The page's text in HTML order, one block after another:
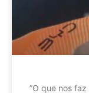
”O que nos